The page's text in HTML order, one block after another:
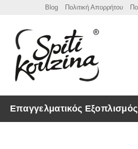
Blog Πολιτική Απορρήτου
Επαγγελματικός Εξοπλισμός